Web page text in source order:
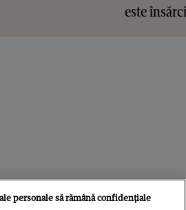
este
personale să rămână confidențiale